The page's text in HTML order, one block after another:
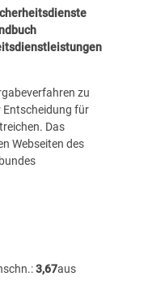
zu
Entscheidung für
Das
Webseiten des
3,67aus